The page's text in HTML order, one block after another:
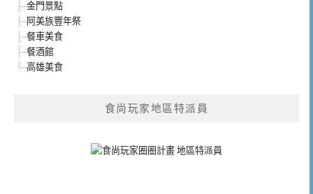
金門景點
阿美族豐年祭
餐車美食
餐酒館
高雄美食
食尚玩家地區特派員